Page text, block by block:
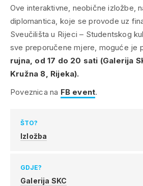
Ove interaktivne, neobične izložbe,
diplomantica, koje se provode uz
Sveučilišta u Rijeci – Studentskog
sve preporučene mjere, moguće je
rujna, od 17 do 20 sati (Galerija
Kružna 8, Rijeka).
Poveznica na FB event.
ŠTO?
Izložba
GDJE?
Galerija SKC